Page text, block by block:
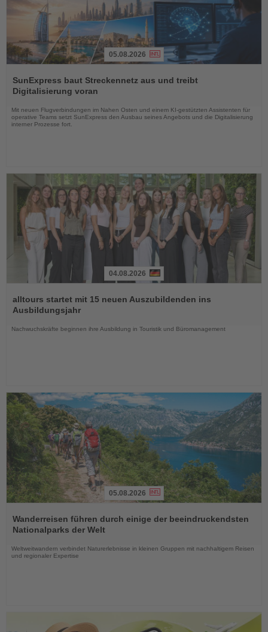
Sie
die
Nachrichten
05.08.2026
SunExpress baut Streckennetz aus und treibt
Digitalisierung voran
Mit neuen Flugverbindungen im Nahen Osten und einem KI-gestützten Assistenten für
operative Teams setzt SunExpress den Ausbau seines Angebots und die Digitalisierung
interner Prozesse fort.
Sie
die
04.08.2026
alltours startet mit 15 neuen Auszubildenden ins
Ausbildungsjahr
Nachwuchskräfte beginnen ihre Ausbildung in Touristik und Büromanagement
Sie
die
Nachrichten
05.08.2026
Wanderreisen führen durch einige der beeindruckendsten
Nationalparks der Welt
Weltweitwandern verbindet Naturerlebnisse in kleinen Gruppen mit nachhaltigem Reisen
und regionaler Expertise